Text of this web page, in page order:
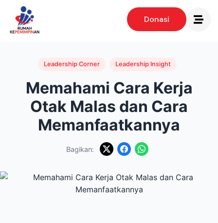
Donasi
Leadership Corner Leadership Insight
Memahami Cara Kerja
Otak Malas dan Cara
Memanfaatkannya
Bagikan: